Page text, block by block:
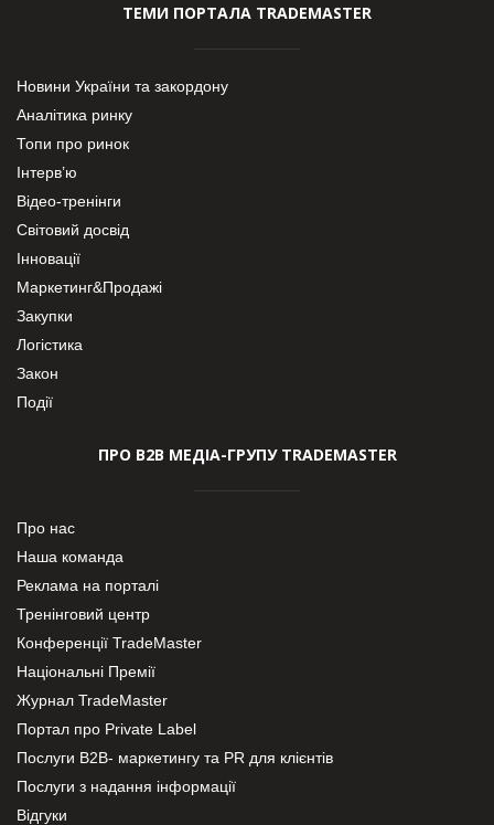
ТЕМИ ПОРТАЛА TRADEMASTER
Новини України та закордону
Аналітика ринку
Топи про ринок
Інтерв’ю
Відео-тренінги
Світовий досвід
Інновації
Маркетинг&Продажі
Закупки
Логістика
Закон
Події
ПРО В2В МЕДІА-ГРУПУ TRADEMASTER
Про нас
Наша команда
Реклама на порталі
Тренінговий центр
Конференції TradeMaster
Національні Премії
Журнал TradeMaster
Портал про Private Label
Послуги В2В- маркетингу та PR для клієнтів
Послуги з надання інформації
Відгуки